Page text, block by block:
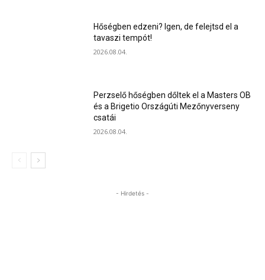
Hőségben edzeni? Igen, de felejtsd el a
tavaszi tempót!
2026.08.04.
Perzselő hőségben dőltek el a Masters OB
és a Brigetio Országúti Mezőnyverseny
csatái
2026.08.04.
- Hirdetés -